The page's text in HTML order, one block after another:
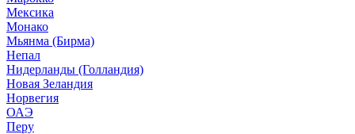
Мексика
Монако
Мьянма (Бирма)
Непал
Нидерланды (Голландия)
Новая Зеландия
Норвегия
ОАЭ
Перу